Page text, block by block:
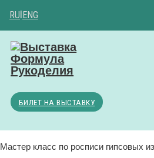
RU ENG
БИЛЕТ НА ВЫСТАВКУ
Мастер класс по росписи гипсовых